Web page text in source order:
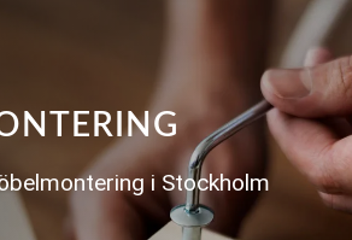
i Stockholm